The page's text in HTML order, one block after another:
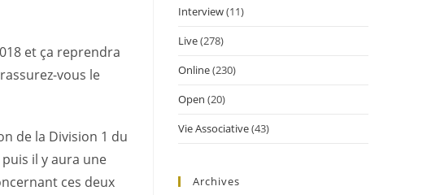
et ça reprendra
vous le
de la Division 1 du
il y aura une
ces deux
Interview(11)
Live(278)
Online(230)
Open (20)
Vie Associative(43)
Archives